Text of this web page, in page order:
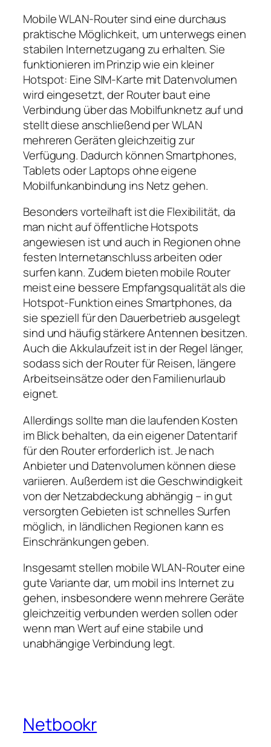
Mobile WLAN‑Router sind eine durchaus
praktische Möglichkeit, um unterwegs einen
stabilen Internetzugang zu erhalten. Sie
funktionieren im Prinzip wie ein kleiner
Hotspot: Eine SIM‑Karte mit Datenvolumen
wird eingesetzt, der Router baut eine
Verbindung über das Mobilfunknetz auf und
stellt diese anschließend per WLAN
mehreren Geräten gleichzeitig zur
Verfügung. Dadurch können Smartphones,
Tablets oder Laptops ohne eigene
Mobilfunkanbindung ins Netz gehen.
Besonders vorteilhaft ist die Flexibilität, da
man nicht auf öffentliche Hotspots
angewiesen ist und auch in Regionen ohne
festen Internetanschluss arbeiten oder
surfen kann. Zudem bieten mobile Router
meist eine bessere Empfangsqualität als die
Hotspot‑Funktion eines Smartphones, da
sie speziell für den Dauerbetrieb ausgelegt
sind und häufig stärkere Antennen besitzen.
Auch die Akkulaufzeit ist in der Regel länger,
sodass sich der Router für Reisen, längere
Arbeitseinsätze oder den Familienurlaub
eignet.
Allerdings sollte man die laufenden Kosten
im Blick behalten, da ein eigener Datentarif
für den Router erforderlich ist. Je nach
Anbieter und Datenvolumen können diese
variieren. Außerdem ist die Geschwindigkeit
von der Netzabdeckung abhängig – in gut
versorgten Gebieten ist schnelles Surfen
möglich, in ländlichen Regionen kann es
Einschränkungen geben.
Insgesamt stellen mobile WLAN‑Router eine
gute Variante dar, um mobil ins Internet zu
gehen, insbesondere wenn mehrere Geräte
gleichzeitig verbunden werden sollen oder
wenn man Wert auf eine stabile und
unabhängige Verbindung legt.
Netbookr